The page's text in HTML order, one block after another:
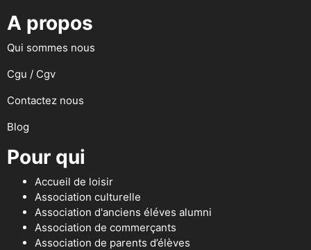
A propos
Qui sommes nous
Cgu / Cgv
Contactez nous
Blog
Pour qui
Accueil de loisir
Association culturelle
Association d'anciens éléves alumni
Association de commerçants
Association de parents d’élèves